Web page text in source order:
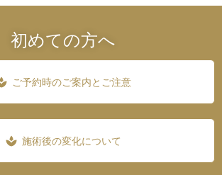
初めての方へ
ご予約時のご案内とご注意
spa 施術後の変化について